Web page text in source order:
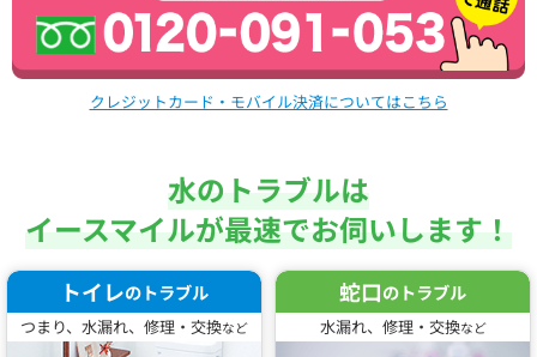
クレジットカード・モバイル決済についてはこちら
水のトラブルは
イースマイルが最速でお伺いします！
トイレのトラブル
つまり、水漏れ、修理・交換など
蛇口のトラブル
水漏れ、修理・交換など